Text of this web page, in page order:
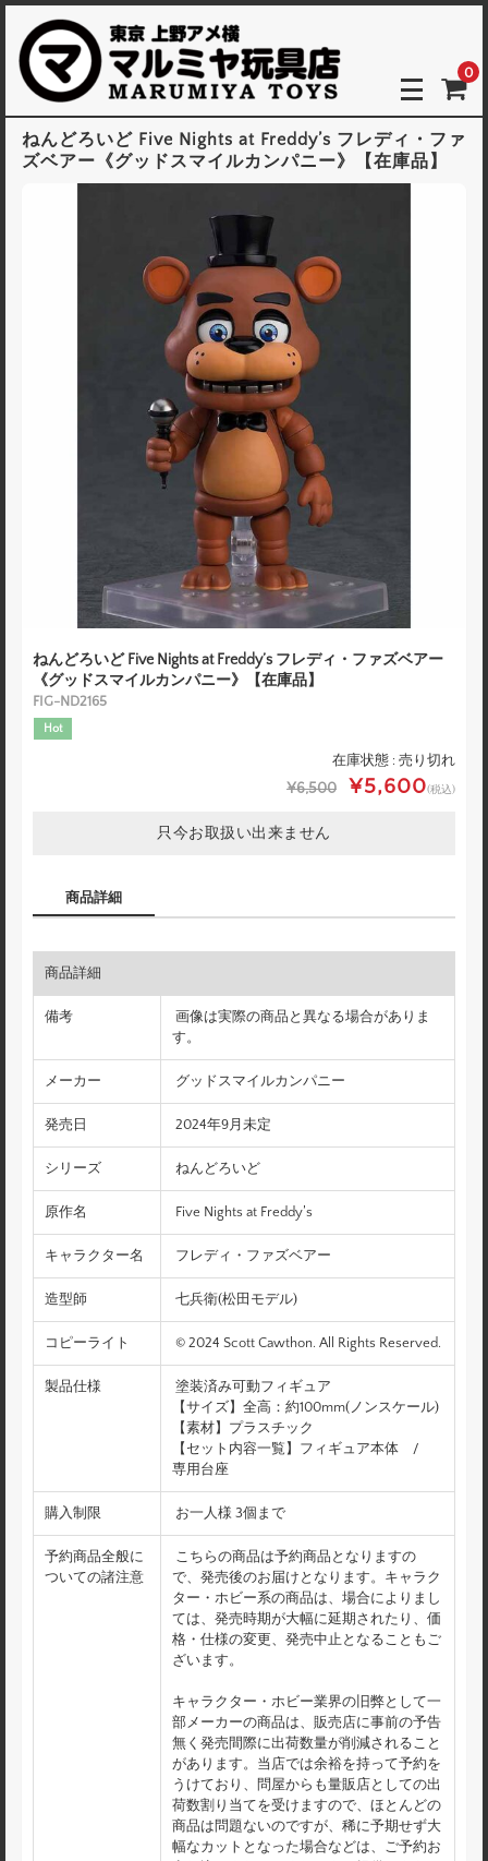
0
ねんどろいど Five Nights at Freddy’s フレディ・ファ
ズベアー《グッドスマイルカンパニー》【在庫品】
ねんどろいど Five Nights at Freddy’s フレディ・ファズベアー
《グッドスマイルカンパニー》【在庫品】
FIG-ND2165
Hot
在庫状態 : 売り切れ
¥6,500 ¥5,600(税込)
只今お取扱い出来ません
商品詳細
商品詳細
備考
画像は実際の商品と異なる場合がありま
す。
メーカー グッドスマイルカンパニー
発売日 2024年9月未定
シリーズ ねんどろいど
原作名 Five Nights at Freddy’s
キャラクター名 フレディ・ファズベアー
造型師 七兵衛(松田モデル)
コピーライト © 2024 Scott Cawthon. All Rights Reserved.
製品仕様
塗装済み可動フィギュア
【サイズ】全高：約100mm(ノンスケール)
【素材】プラスチック
【セット内容一覧】フィギュア本体 /
専用台座
購入制限 お一人様 3個まで
予約商品全般に
ついての諸注意
こちらの商品は予約商品となりますの
で、発売後のお届けとなります。キャラク
ター・ホビー系の商品は、場合によりまし
ては、発売時期が大幅に延期されたり、価
格・仕様の変更、発売中止となることもご
ざいます。
キャラクター・ホビー業界の旧弊として一
部メーカーの商品は、販売店に事前の予告
無く発売間際に出荷数量が削減されること
があります。当店では余裕を持って予約を
うけており、問屋からも量販店としての出
荷数割り当てを受けますので、ほとんどの
商品は問題ないのですが、稀に予期せず大
幅なカットとなった場合などは、ご予約お